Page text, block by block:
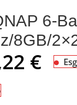
6-
8GB/
€